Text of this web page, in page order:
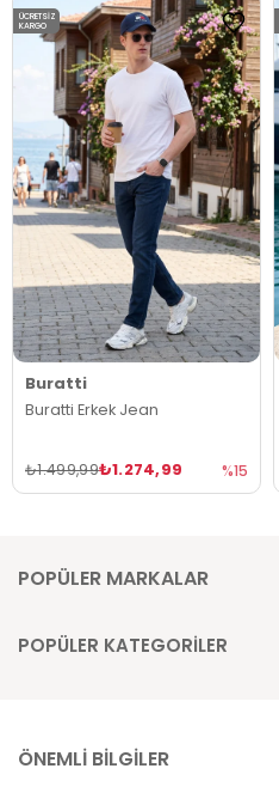
Buratti
Buratti Erkek Jean
₺1.274,99
₺1.499,99 %15
ÜCRETSIZ
KARGO
POPÜLER MARKALAR
POPÜLER KATEGORİLER
ÖNEMLİ BİLGİLER